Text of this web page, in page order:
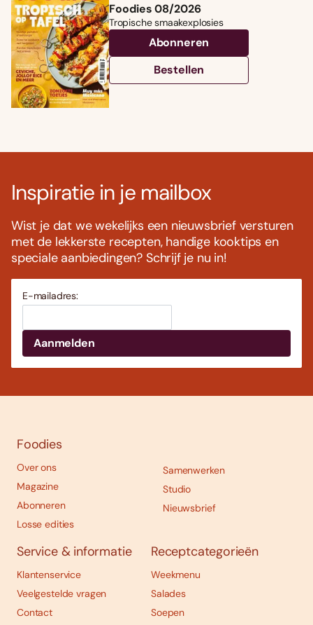
Foodies 08/2026
Tropische smaakexplosies
Abonneren
Bestellen
Inspiratie in je mailbox
Wist je dat we wekelijks een nieuwsbrief versturen
met de lekkerste recepten, handige kooktips en
speciale aanbiedingen? Schrijf je nu in!
E-mailadres:
Foodies
Over ons
Magazine
Abonneren
Losse edities
Samenwerken
Studio
Nieuwsbrief
Service & informatie
Klantenservice
Veelgestelde vragen
Contact
Receptcategorieën
Weekmenu
Salades
Soepen